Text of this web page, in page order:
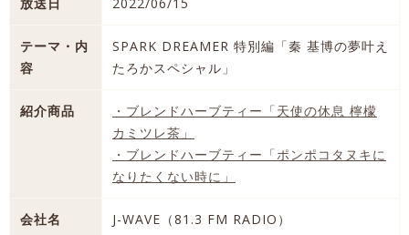
テーマ・内
容
SPARK DREAMER 特別編「秦 基博の夢叶え
たろかスペシャル」
紹介商品
・ブレンドハーブティー「天使の休息 檸檬
カミツレ茶」
・ブレンドハーブティー「ポンポコタヌキに
なりたくない時に」
会社名 J-WAVE（81.3 FM RADIO）